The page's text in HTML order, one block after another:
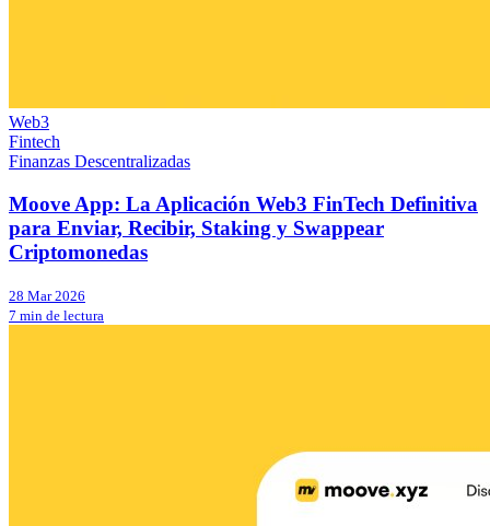
Web3
Fintech
Finanzas Descentralizadas
Moove App: La Aplicación Web3 FinTech Definitiva
para Enviar, Recibir, Staking y Swappear
Criptomonedas
28 Mar 2026
7 min de lectura